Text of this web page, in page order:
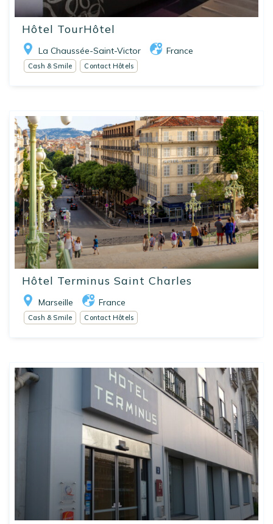
Hôtel TourHôtel
La Chaussée-Saint-Victor France
Cash & Smile Contact Hôtels
Hôtel Terminus Saint Charles
Marseille France
Cash & Smile Contact Hôtels